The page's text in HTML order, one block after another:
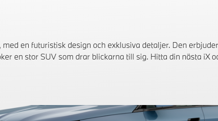
en futuristisk design och exklusiva detaljer. Den
en stor SUV som drar blickarna till sig. Hitta din nästa iX